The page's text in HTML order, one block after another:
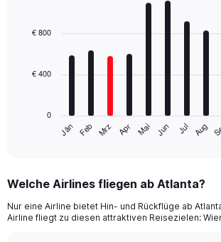
with
The
Range:
12
categories.
Jän Feb Mrz Apr Mai Jun Jul Aug
0
€ 400
€ 800
Welche Airlines fliegen ab Atlanta?
Nur eine Airline bietet Hin- und Rückflüge ab
Airline fliegt zu diesen attraktiven Reisezielen: